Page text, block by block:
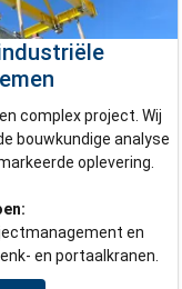
complex project. Wij
bouwkundige analyse
oplevering.
en
en portaalkranen.